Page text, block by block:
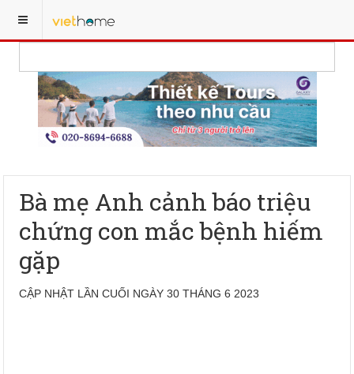
Bà mẹ Anh cảnh báo triệu
chứng con mắc bệnh hiếm
gặp
CẬP NHẬT LẦN CUỐI NGÀY 30 THÁNG 6 2023